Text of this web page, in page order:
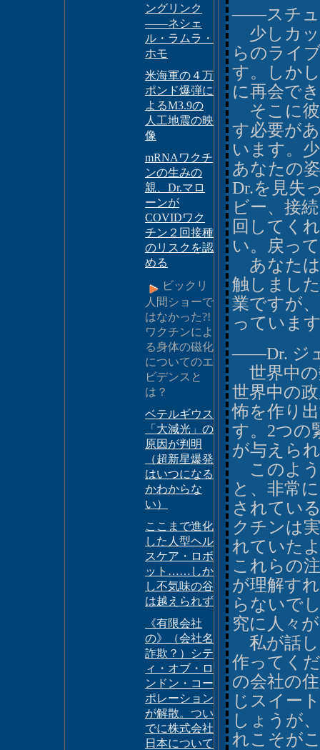
ングリンク
――ネシェ
ル・ラムラ・
ホモ
米海軍の４万
ポンド爆弾に
よるM3.9の
人工地震の映
像
mRNAワクチ
ンの生みの
親、Dr.マロ
ーンが
COVIDワク
チン２回接種
のリスクを認
める
ビックリ
人間ショーで
はなかった?!
ワクチンによ
る身体の磁化
についてのエ
ビデンスと
は？
ベテルギウス
「大減光」の
原因が判明
（超新星爆発
はいつになる
かわからな
い）
ここまで進化
した人型ヘル
スケア・ロボ
ット……しか
し不気味の谷
は越えられず
《有限会社
の》（会社名
詐欺？）シテ
ィ・オブ・ロ
ンドン・コー
ポレーション
が解散。つい
でに株式会社
日本について
――スチ
少しカッ
らのライ
す。しか
に再会で
そこに彼
す必要が
います。
あなたの
Dr.を見失
ビー、接
回してく
い。戻っ
あなた
触しまし
業ですが
っていま
――Dr. ジ
世界中の
世界中の
怖を作り
す。2つの
が与えら
このよう
と、非常
されてい
クチンは
れていた
これらの
が理解す
らないで
究に人々
私が話し
作ってく
の会社の
じスイー
しょうが
れこそが